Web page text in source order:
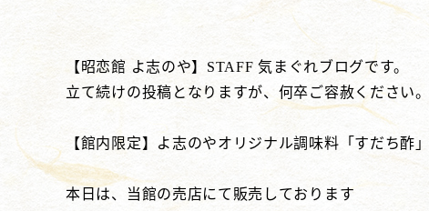
【昭恋館 よ志のや】STAFF 気まぐれブログです。
立て続けの投稿となりますが、何卒ご容赦ください。
【館内限定】よ志のやオリジナル調味料「すだち酢
本日は、当館の売店にて販売しております